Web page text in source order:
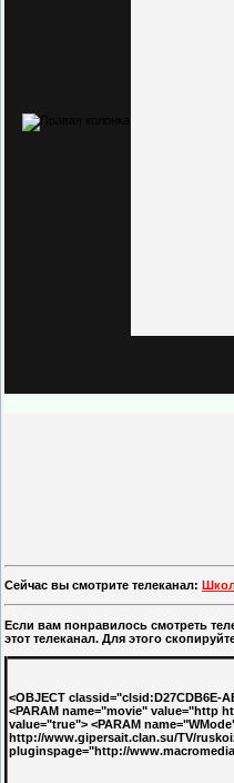
Сейчас вы смотрите телеканал:
Если вам понравилось смотреть
этот телеканал. Для этого
<OBJECT classid="clsid:D27CDB6E-
<PARAM name="movie" value="http
value="true"> <PARAM
http://www.gipersait.clan.su/TV/
pluginspage="http://